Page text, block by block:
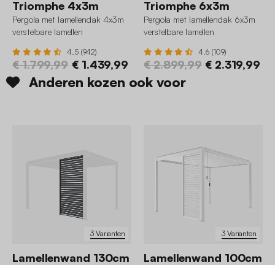
Triomphe 4x3m
Pergola met lamellendak 4x3m
verstelbare lamellen
4.5 (942)
€ 1.799,99 € 1.439,99
Triomphe 6x3m
Pergola met lamellendak 6x3m
verstelbare lamellen
4.6 (109)
€ 2.899,99 € 2.319,99
Anderen kozen ook voor
3 Varianten
Lamellenwand 130cm
3 Varianten
Lamellenwand 100cm